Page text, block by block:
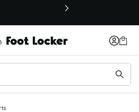
einem neuen Fenster